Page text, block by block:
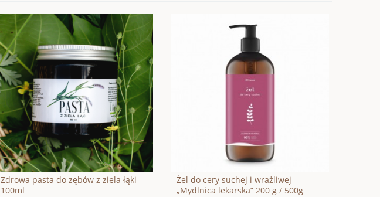
Zdrowa pasta do zębów z ziela łąki
100ml
Żel do cery suchej i wrażliwej
„Mydlnica lekarska” 200 g / 500g